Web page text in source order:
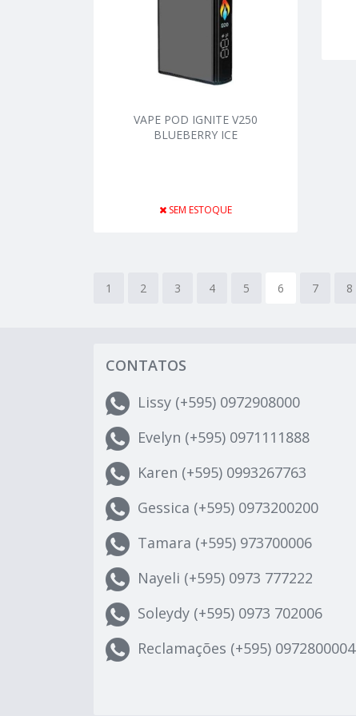
VAPE POD IGNITE V250
BLUEBERRY ICE
SEM ESTOQUE
1 2 3 4 5 6 7 8
CONTATOS
Lissy (+595) 0972908000
Evelyn (+595) 0971111888
Karen (+595) 0993267763
Gessica (+595) 0973200200
Tamara (+595) 973700006
Nayeli (+595) 0973 777222
Soleydy (+595) 0973 702006
Reclamações (+595) 0972800004